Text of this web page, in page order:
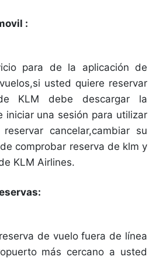
:
para de la aplicación de
usted quiere reservar
KLM debe descargar la
iniciar una sesión para utilizar
cancelar,cambiar su
comprobar reserva de klm y
KLM Airlines.
de vuelo fuera de línea
más cercano a usted